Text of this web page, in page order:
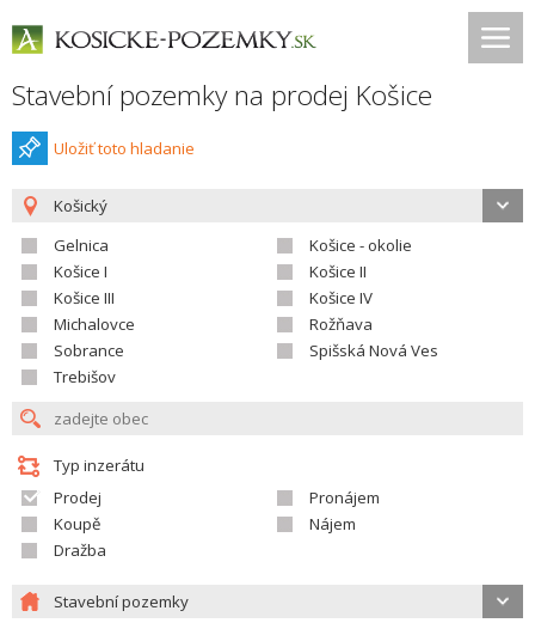
Stavební pozemky na prodej Košice
Uložiť toto hladanie
Košický
Gelnica
Košice - okolie
Košice I
Košice II
Košice III
Košice IV
Michalovce
Rožňava
Sobrance
Spišská Nová Ves
Trebišov
Typ inzerátu
Prodej
Pronájem
Koupě
Nájem
Dražba
Stavební pozemky